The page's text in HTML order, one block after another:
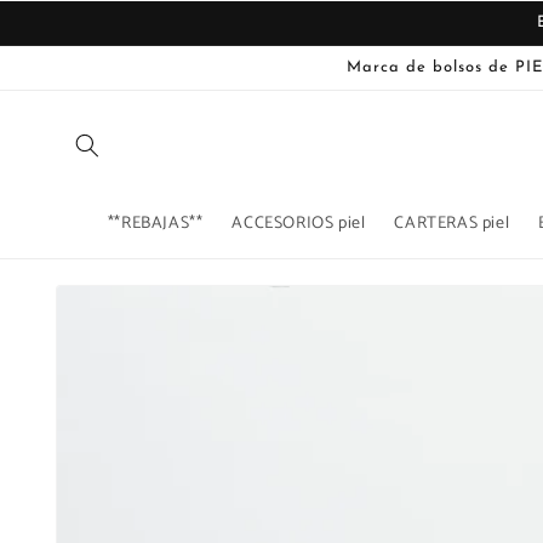
al contenido
Marca de bolsos de
**REBAJAS** ACCESORIOS piel CARTERAS piel